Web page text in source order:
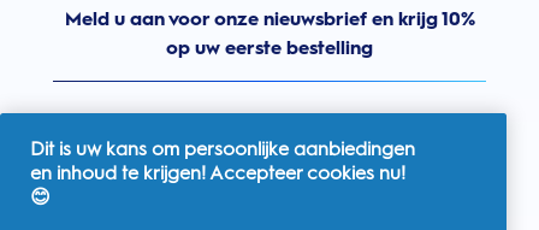
Meld u aan voor onze nieuwsbrief en krijg 10%
op uw eerste bestelling
Dit is uw kans om persoonlijke aanbiedingen
en inhoud te krijgen! Accepteer cookies nu!
😊